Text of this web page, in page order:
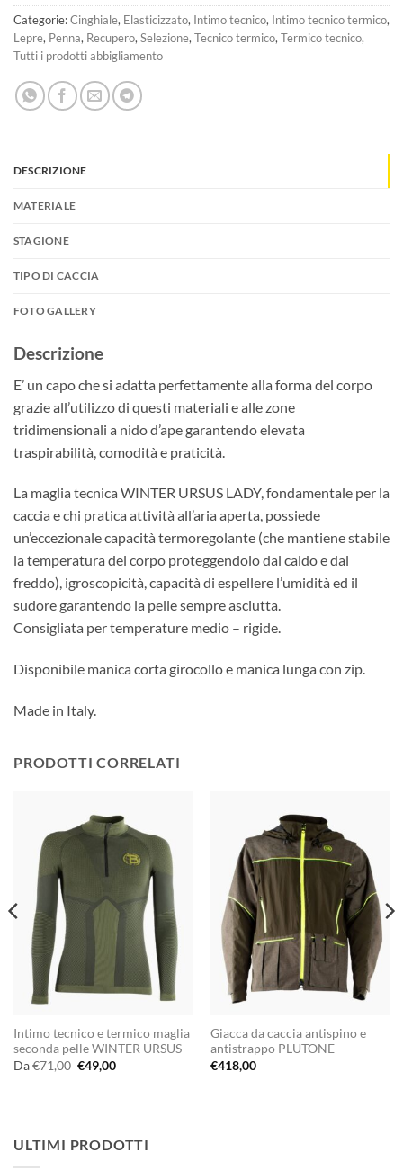
Categorie:Cinghiale, Elasticizzato, Intimo tecnico, Intimo tecnico termico,
Lepre, Penna, Recupero, Selezione, Tecnico termico, Termico tecnico,
Tutti i prodotti abbigliamento
DESCRIZIONE
MATERIALE
STAGIONE
TIPO DI CACCIA
FOTO GALLERY
Descrizione
E’ un capo che si adatta perfettamente alla forma del corpo
grazie all’utilizzo di questi materiali e alle zone
tridimensionali a nido d’ape garantendo elevata
traspirabilità, comodità e praticità.
La maglia tecnica WINTER URSUS LADY, fondamentale per la
caccia e chi pratica attività all’aria aperta, possiede
un’eccezionale capacità termoregolante (che mantiene stabile
la temperatura del corpo proteggendolo dal caldo e dal
freddo), igroscopicità, capacità di espellere l’umidità ed il
sudore garantendo la pelle sempre asciutta.
Consigliata per temperature medio – rigide.
Disponibile manica corta girocollo e manica lunga con zip.
Made in Italy.
PRODOTTI CORRELATI
Intimo tecnico e termico maglia
seconda pelle WINTER URSUS
Da€71,00 Il
prezzo
€49,00Il
Giacca da caccia antispino e
antistrappo PLUTONE
€418,00
ULTIMI PRODOTTI